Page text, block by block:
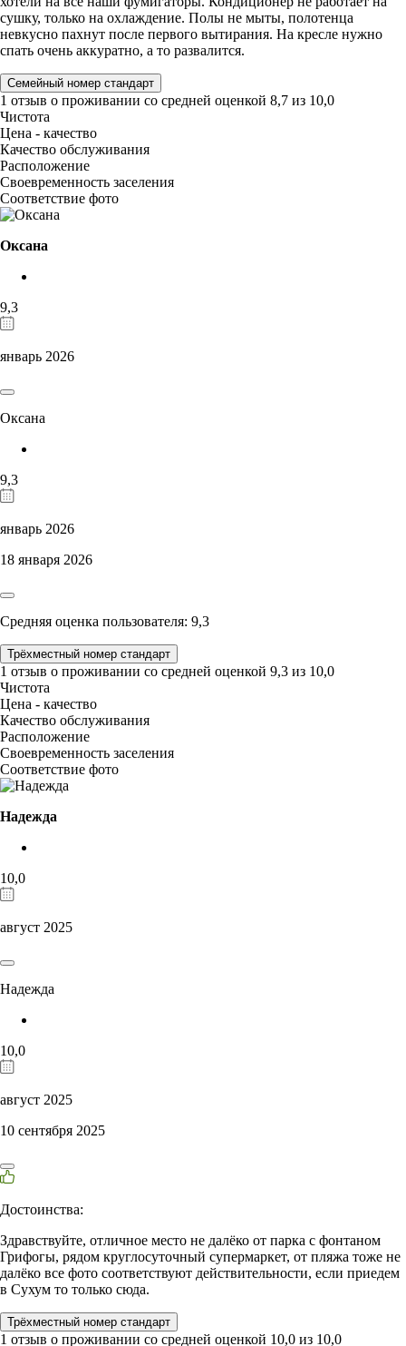
сушку, только на охлаждение. Полы не мыты, полотенца
невкусно пахнут после первого вытирания. На кресле нужно
спать очень аккуратно, а то развалится.
Семейный номер стандарт
1 отзыв о проживании со средней оценкой 8,7 из 10,0
Чистота
Цена - качество
Качество обслуживания
Расположение
Своевременность заселения
Соответствие фото
Оксана
9,3
январь 2026
Оксана
9,3
январь 2026
18 января 2026
Средняя оценка пользователя: 9,3
Трёхместный номер стандарт
1 отзыв о проживании со средней оценкой 9,3 из 10,0
Чистота
Цена - качество
Качество обслуживания
Расположение
Своевременность заселения
Соответствие фото
Надежда
10,0
август 2025
Надежда
10,0
август 2025
10 сентября 2025
Достоинства:
Здравствуйте, отличное место не далёко от парка с фонтаном
Грифогы, рядом круглосуточный супермаркет, от пляжа тоже не
далёко все фото соответствуют действительности, если приедем
в Сухум то только сюда.
Трёхместный номер стандарт
1 отзыв о проживании со средней оценкой 10,0 из 10,0